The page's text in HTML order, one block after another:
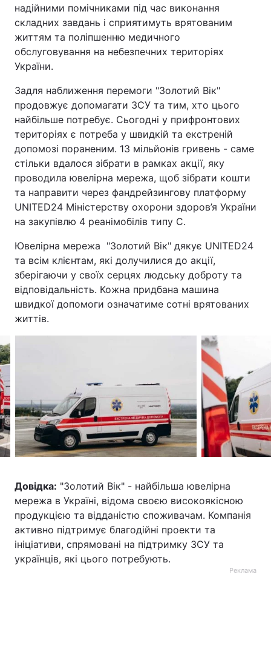
надійними помічниками під час виконання
складних завдань і сприятимуть врятованим
життям та поліпшенню медичного
обслуговування на небезпечних територіях
України.
Задля наближення перемоги "Золотий Вік"
продовжує допомагати ЗСУ та тим, хто цього
найбільше потребує. Сьогодні у прифронтових
територіях є потреба у швидкій та екстреній
допомозі пораненим. 13 мільйонів гривень - саме
стільки вдалося зібрати в рамках акції, яку
проводила ювелірна мережа, щоб зібрати кошти
та направити через фандрейзингову платформу
UNITED24 Міністерству охорони здоров’я України
на закупівлю 4 реанімобілів типу С.
Ювелірна мережа "Золотий Вік" дякує UNITED24
та всім клієнтам, які долучилися до акції,
зберігаючи у своїх серцях людську доброту та
відповідальність. Кожна придбана машина
швидкої допомоги означатиме сотні врятованих
життів.
Довідка: "Золотий Вік" - найбільша ювелірна
мережа в Україні, відома своєю високоякісною
продукцією та відданістю споживачам. Компанія
активно підтримує благодійні проекти та
ініціативи, спрямовані на підтримку ЗСУ та
українців, які цього потребують.
Реклама